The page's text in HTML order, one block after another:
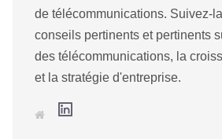
de télécommunications. Suivez-
conseils pertinents et pertinents
des télécommunications, la
et la stratégie d'entreprise.